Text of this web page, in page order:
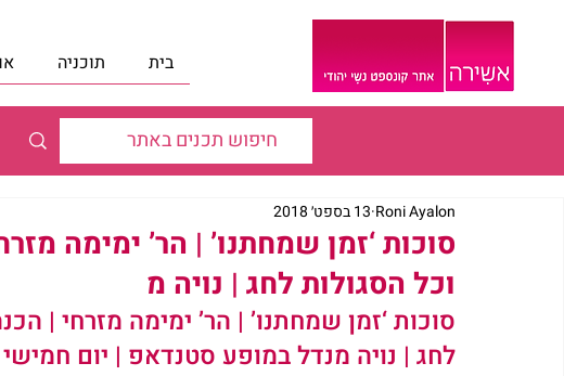
בית תוכניה
סוכות ‘זמן שמחתנו’ | הר’ ימימה
וכל הסגולות לחג | נויה מ
Roni Ayalon 13 בספט׳ 2018
סוכות ‘זמן שמחתנו’ | הר’ ימימה מזרחי |
לחג | נויה מנדל במופע סטנדאפ | יום חמישי 20.9.18